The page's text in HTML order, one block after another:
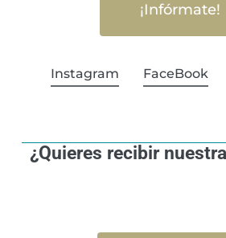
¡Infórmate!
Instagram FaceBook
¿Quieres recibir